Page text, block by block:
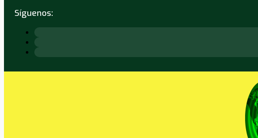
Síguenos: